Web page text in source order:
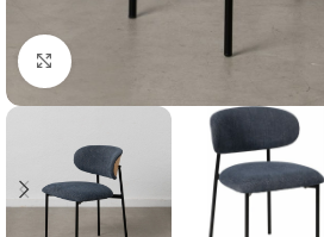
Click to enlarge